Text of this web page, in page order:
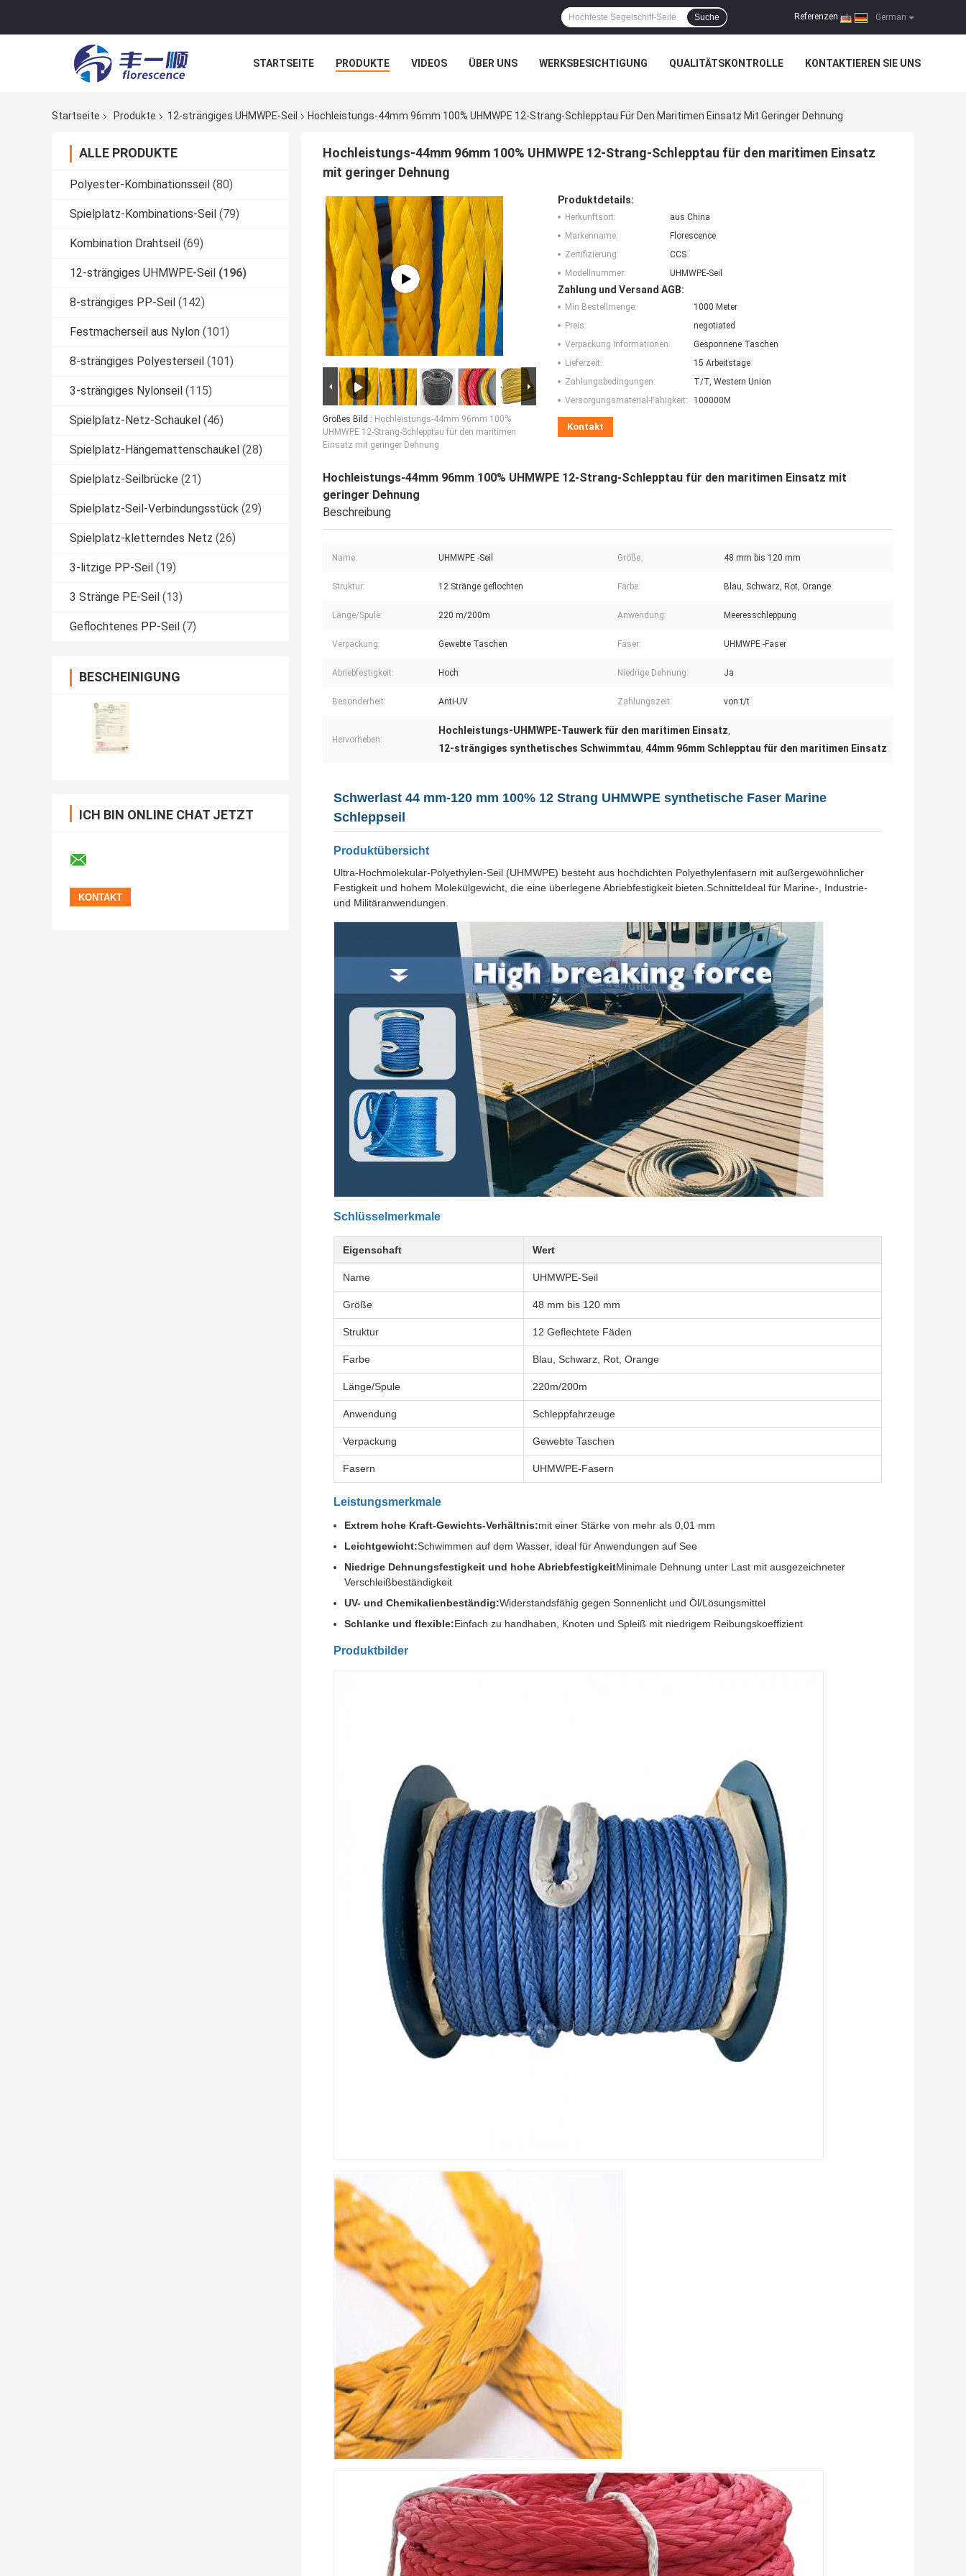
German
Referenzen |
Suche
STARTSEITE PRODUKTE VIDEOS ÜBER UNS WERKSBESICHTIGUNG QUALITÄTSKONTROLLE KONTAKTIEREN SIE UNS
Startseite
Produkte 12-strängiges UHMWPE-Seil Hochleistungs-44mm 96mm 100% UHMWPE 12-Strang-Schlepptau Für Den Maritimen Einsatz Mit Geringer Dehnung
ALLE PRODUKTE
Polyester-Kombinationsseil (80)
Spielplatz-Kombinations-Seil (79)
Kombination Drahtseil (69)
12-strängiges UHMWPE-Seil (196)
8-strängiges PP-Seil (142)
Festmacherseil aus Nylon (101)
8-strängiges Polyesterseil (101)
3-strängiges Nylonseil (115)
Spielplatz-Netz-Schaukel (46)
Spielplatz-Hängemattenschaukel (28)
Spielplatz-Seilbrücke (21)
Spielplatz-Seil-Verbindungsstück (29)
Spielplatz-kletterndes Netz (26)
3-litzige PP-Seil (19)
3 Stränge PE-Seil (13)
Geflochtenes PP-Seil (7)
BESCHEINIGUNG
ICH BIN ONLINE CHAT JETZT
Hochleistungs-44mm 96mm 100% UHMWPE 12-Strang-Schlepptau für den maritimen Einsatz
mit geringer Dehnung
Großes Bild : Hochleistungs-44mm 96mm 100%
UHMWPE 12-Strang-Schlepptau für den maritimen
Einsatz mit geringer Dehnung
Produktdetails:
Herkunftsort:
aus China
Markenname:
Florescence
Zertifizierung:
CCS
Modellnummer:
UHMWPE-Seil
Zahlung und Versand AGB:
Min Bestellmenge:
1000 Meter
Preis:
negotiated
Verpackung Informationen:
Gesponnene Taschen
Lieferzeit:
15 Arbeitstage
Zahlungsbedingungen:
T/T, Western Union
Versorgungsmaterial-Fähigkeit:
100000M
Kontakt
Hochleistungs-44mm 96mm 100% UHMWPE 12-Strang-Schlepptau für den maritimen Einsatz mit
geringer Dehnung
Beschreibung
Name: UHMWPE -Seil Größe: 48 mm bis 120 mm
Struktur: 12 Stränge geflochten Farbe: Blau, Schwarz, Rot, Orange
Länge/Spule: 220 m/200m Anwendung: Meeresschleppung
Verpackung: Gewebte Taschen Faser: UHMWPE -Faser
Abriebfestigkeit: Hoch Niedrige Dehnung: Ja
Besonderheit: Anti-UV Zahlungszeit: von t/t
Hervorheben:
Hochleistungs-UHMWPE-Tauwerk für den maritimen Einsatz,
12-strängiges synthetisches Schwimmtau, 44mm 96mm Schlepptau für den maritimen Einsatz
Schwerlast 44 mm-120 mm 100% 12 Strang UHMWPE synthetische Faser Marine
Schleppseil
Produktübersicht
Ultra-Hochmolekular-Polyethylen-Seil (UHMWPE) besteht aus hochdichten Polyethylenfasern mit außergewöhnlicher
Festigkeit und hohem Molekülgewicht, die eine überlegene Abriebfestigkeit bieten.SchnitteIdeal für Marine-, Industrie-
und Militäranwendungen.
Schlüsselmerkmale
Eigenschaft Wert
Name UHMWPE-Seil
Größe 48 mm bis 120 mm
Struktur 12 Geflechtete Fäden
Farbe Blau, Schwarz, Rot, Orange
Länge/Spule 220m/200m
Anwendung Schleppfahrzeuge
Verpackung Gewebte Taschen
Fasern UHMWPE-Fasern
Leistungsmerkmale
Extrem hohe Kraft-Gewichts-Verhältnis:mit einer Stärke von mehr als 0,01 mm
Leichtgewicht:Schwimmen auf dem Wasser, ideal für Anwendungen auf See
Niedrige Dehnungsfestigkeit und hohe AbriebfestigkeitMinimale Dehnung unter Last mit ausgezeichneter
Verschleißbeständigkeit
UV- und Chemikalienbeständig:Widerstandsfähig gegen Sonnenlicht und Öl/Lösungsmittel
Schlanke und flexible:Einfach zu handhaben, Knoten und Spleiß mit niedrigem Reibungskoeffizient
Produktbilder